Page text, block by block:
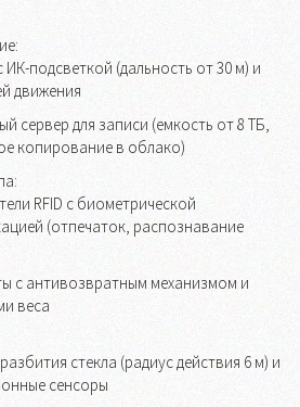
ИК-подсветкой (дальность от 30 м) и
движения
сервер для записи (емкость от 8 ТБ,
копирование в облако)
RFID с биометрической
(отпечаток, распознавание
с антивозвратным механизмом и
веса
стекла (радиус действия 6 м) и
сенсоры